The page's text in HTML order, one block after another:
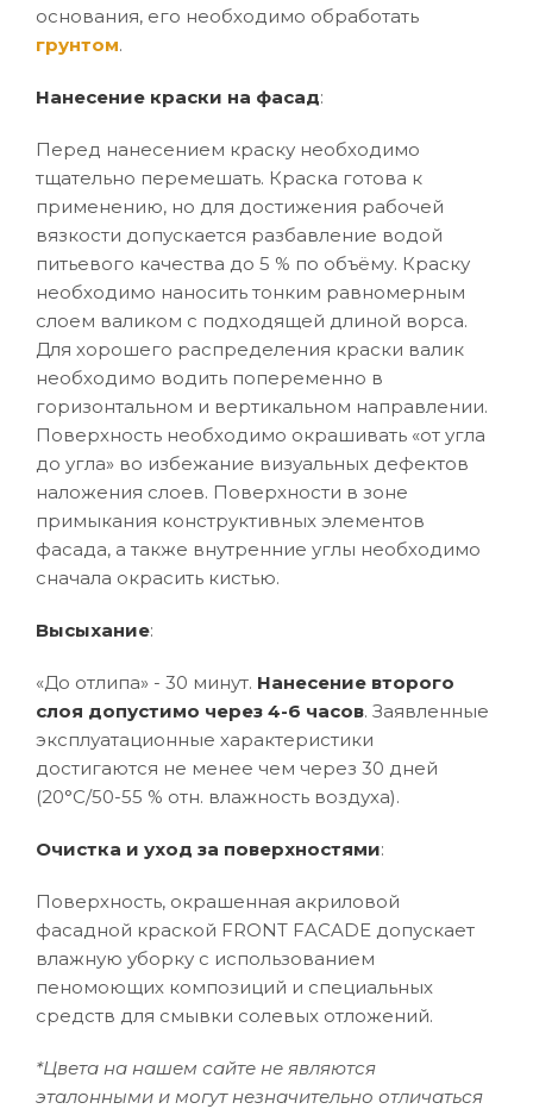
основания, его необходимо обработать
грунтом.
Нанесение краски на фасад:
Перед нанесением краску необходимо
тщательно перемешать. Краска готова к
применению, но для достижения рабочей
вязкости допускается разбавление водой
питьевого качества до 5 % по объёму. Краску
необходимо наносить тонким равномерным
слоем валиком с подходящей длиной ворса.
Для хорошего распределения краски валик
необходимо водить попеременно в
горизонтальном и вертикальном направлении.
Поверхность необходимо окрашивать «от угла
до угла» во избежание визуальных дефектов
наложения слоев. Поверхности в зоне
примыкания конструктивных элементов
фасада, а также внутренние углы необходимо
сначала окрасить кистью.
Высыхание:
«До отлипа» - 30 минут. Нанесение второго
слоя допустимо через 4-6 часов. Заявленные
эксплуатационные характеристики
достигаются не менее чем через 30 дней
(20°C/50-55 % отн. влажность воздуха).
Очистка и уход за поверхностями:
Поверхность, окрашенная акриловой
фасадной краской FRONT FACADE допускает
влажную уборку с использованием
пеномоющих композиций и специальных
средств для смывки солевых отложений.
*Цвета на нашем сайте не являются
эталонными и могут незначительно отличаться